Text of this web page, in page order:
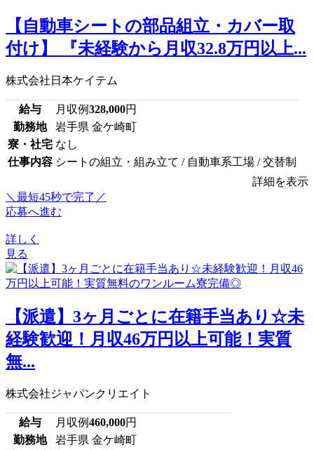
【自動車シートの部品組立・カバー取
付け】 『未経験から月収32.8万円以上...
株式会社日本ケイテム
給与 月収例328,000円
勤務地
岩手県 金ケ崎町
寮・社宅 なし
仕事内容 シートの組立・組み立て / 自動車系工場 / 交替制
詳細を表示
＼最短45秒で完了／
応募へ進む
詳しく
見る
【派遣】3ヶ月ごとに在籍手当あり☆未
経験歓迎！月収46万円以上可能！実質
無...
株式会社ジャパンクリエイト
給与 月収例460,000円
勤務地
岩手県 金ケ崎町